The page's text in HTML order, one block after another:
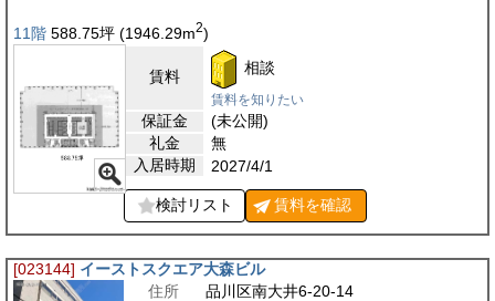
11階 588.75坪 (1946.29m2)
賃料 相談
賃料を知りたい
保証金
(未公開)
礼金
無
入居時期
2027/4/1
検討リスト 賃料を確認
[023144] イーストスクエア大森ビル
住所
品川区南大井6-20-14